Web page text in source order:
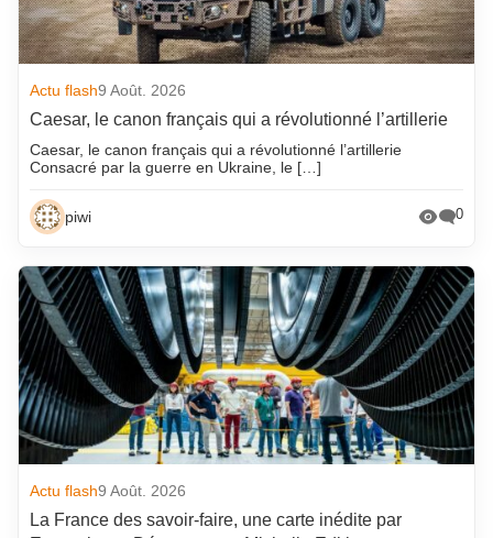
Actu flash9 Août. 2026
Caesar, le canon français qui a révolutionné l’artillerie
Caesar, le canon français qui a révolutionné l’artillerie
Consacré par la guerre en Ukraine, le […]
piwi 0
Actu flash9 Août. 2026
La France des savoir-faire, une carte inédite par